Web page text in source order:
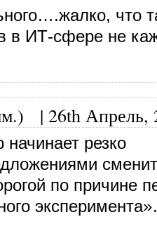
что
в ИТ-сфере не
| 26th Апрель,
резко
по причине